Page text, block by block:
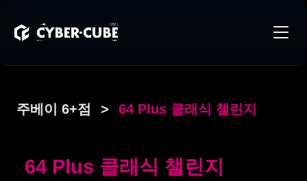
주베이 6+점 > 64 Plus 클래식 챌린지
64 Plus 클래식 챌린지